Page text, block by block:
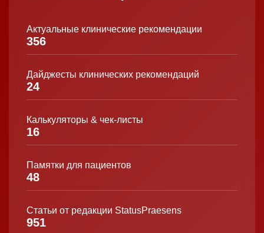
Актуальные клинические рекомендации
356
Дайджесты клинических рекомендаций
24
Калькуляторы & чек-листы
16
Памятки для пациентов
48
Статьи от редакции StatusPraesens
951